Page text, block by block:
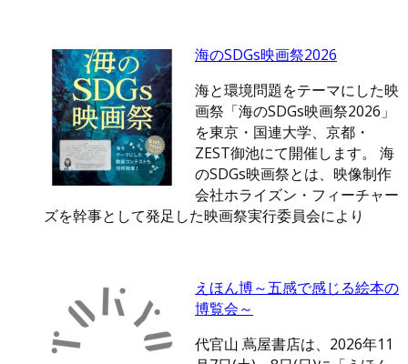
海のSDGs映画祭2026
海と環境問題をテーマにした映
画祭「海のSDGs映画祭2026」
を東京・国連大学、京都・
ZEST御池にて開催します。 海
のSDGs映画祭とは、映像制作
会社ホライズン・フィーチャー
ズを幹事として発足した映画祭実行委員会により
えほん博～五感で感じる絵本の
博覧会～
代官山 蔦屋書店は、2026年11